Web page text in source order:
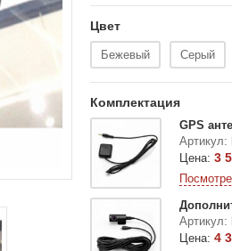
Цвет
Бежевый Серый
Комплектация
GPS
Артикул:
Цена: 3
Артикул:
Цена: 4